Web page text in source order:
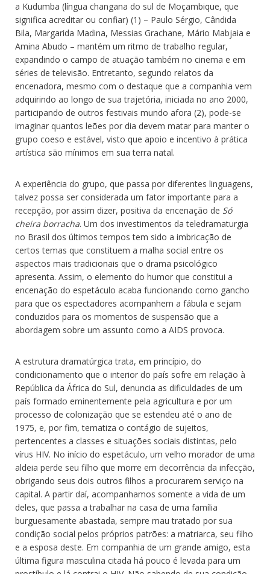
a Kudumba (língua changana do sul de Moçambique, que
significa acreditar ou confiar) (1) – Paulo Sérgio, Cândida
Bila, Margarida Madina, Messias Grachane, Mário Mabjaia e
Amina Abudo – mantém um ritmo de trabalho regular,
expandindo o campo de atuação também no cinema e em
séries de televisão. Entretanto, segundo relatos da
encenadora, mesmo com o destaque que a companhia vem
adquirindo ao longo de sua trajetória, iniciada no ano 2000,
participando de outros festivais mundo afora (2), pode-se
imaginar quantos leões por dia devem matar para manter o
grupo coeso e estável, visto que apoio e incentivo à prática
artística são mínimos em sua terra natal.
A experiência do grupo, que passa por diferentes linguagens,
talvez possa ser considerada um fator importante para a
recepção, por assim dizer, positiva da encenação de Só
cheira borracha. Um dos investimentos da teledramaturgia
no Brasil dos últimos tempos tem sido a imbricação de
certos temas que constituem a malha social entre os
aspectos mais tradicionais que o drama psicológico
apresenta. Assim, o elemento do humor que constitui a
encenação do espetáculo acaba funcionando como gancho
para que os espectadores acompanhem a fábula e sejam
conduzidos para os momentos de suspensão que a
abordagem sobre um assunto como a AIDS provoca.
A estrutura dramatúrgica trata, em princípio, do
condicionamento que o interior do país sofre em relação à
República da África do Sul, denuncia as dificuldades de um
país formado eminentemente pela agricultura e por um
processo de colonização que se estendeu até o ano de
1975, e, por fim, tematiza o contágio de sujeitos,
pertencentes a classes e situações sociais distintas, pelo
vírus HIV. No início do espetáculo, um velho morador de uma
aldeia perde seu filho que morre em decorrência da infecção,
obrigando seus dois outros filhos a procurarem serviço na
capital. A partir daí, acompanhamos somente a vida de um
deles, que passa a trabalhar na casa de uma família
burguesamente abastada, sempre mau tratado por sua
condição social pelos próprios patrões: a matriarca, seu filho
e a esposa deste. Em companhia de um grande amigo, esta
última figura masculina citada há pouco é levada para um